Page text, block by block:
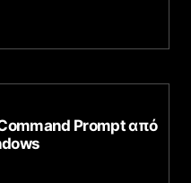
Prompt από